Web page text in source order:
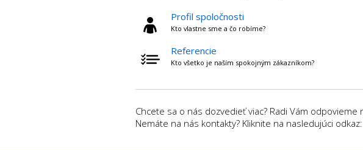
Profil spoločnosti
Kto vlastne sme a čo robíme?
Referencie
Kto všetko je naším spokojným zákazníkom?
Chcete sa o nás dozvedieť viac? Radi Vám odpovieme
Nemáte na nás kontakty? Kliknite na nasledujúci odkaz: